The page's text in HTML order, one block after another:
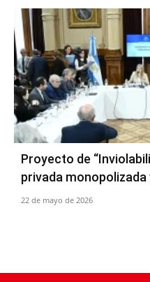
Proyecto de
privada
22 de mayo de 2026